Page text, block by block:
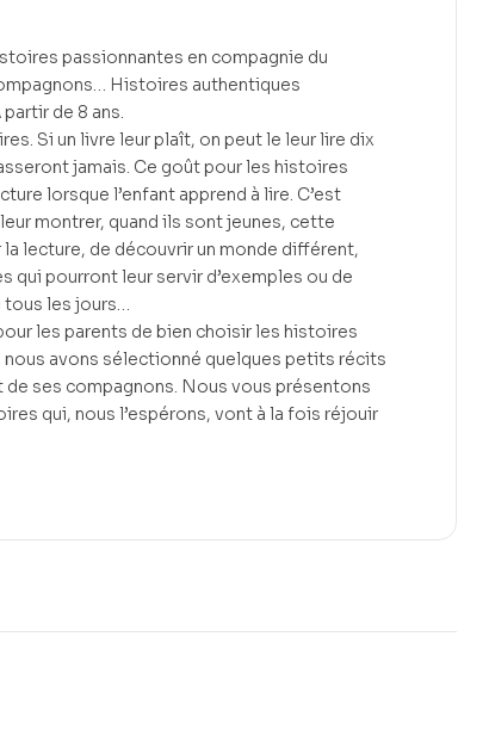
passionnantes en compagnie du
Histoires authentiques
de 8 ans.
Si un livre leur plaît, on peut le leur lire dix
jamais. Ce goût pour les histoires
lorsque l’enfant apprend à lire. C’est
montrer, quand ils sont jeunes, cette
lecture, de découvrir un monde différent,
qui pourront leur servir d’exemples ou de
tous les jours…
les parents de bien choisir les histoires
nous avons sélectionné quelques petits récits
de ses compagnons. Nous vous présentons
qui, nous l’espérons, vont à la fois réjouir